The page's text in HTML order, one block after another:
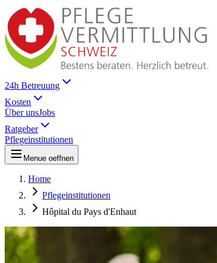
24h Betreuung
Kosten
Über unsJobs
Ratgeber
Pflegeinstitutionen
Menue oeffnen
Home
Pflegeinstitutionen
Hôpital du Pays d'Enhaut